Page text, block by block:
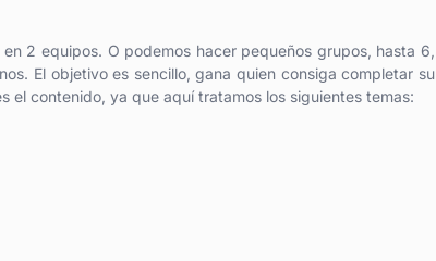
2 equipos. O podemos hacer pequeños grupos, hasta 6,
El objetivo es sencillo, gana quien consiga completar su
el contenido, ya que aquí tratamos los siguientes temas: